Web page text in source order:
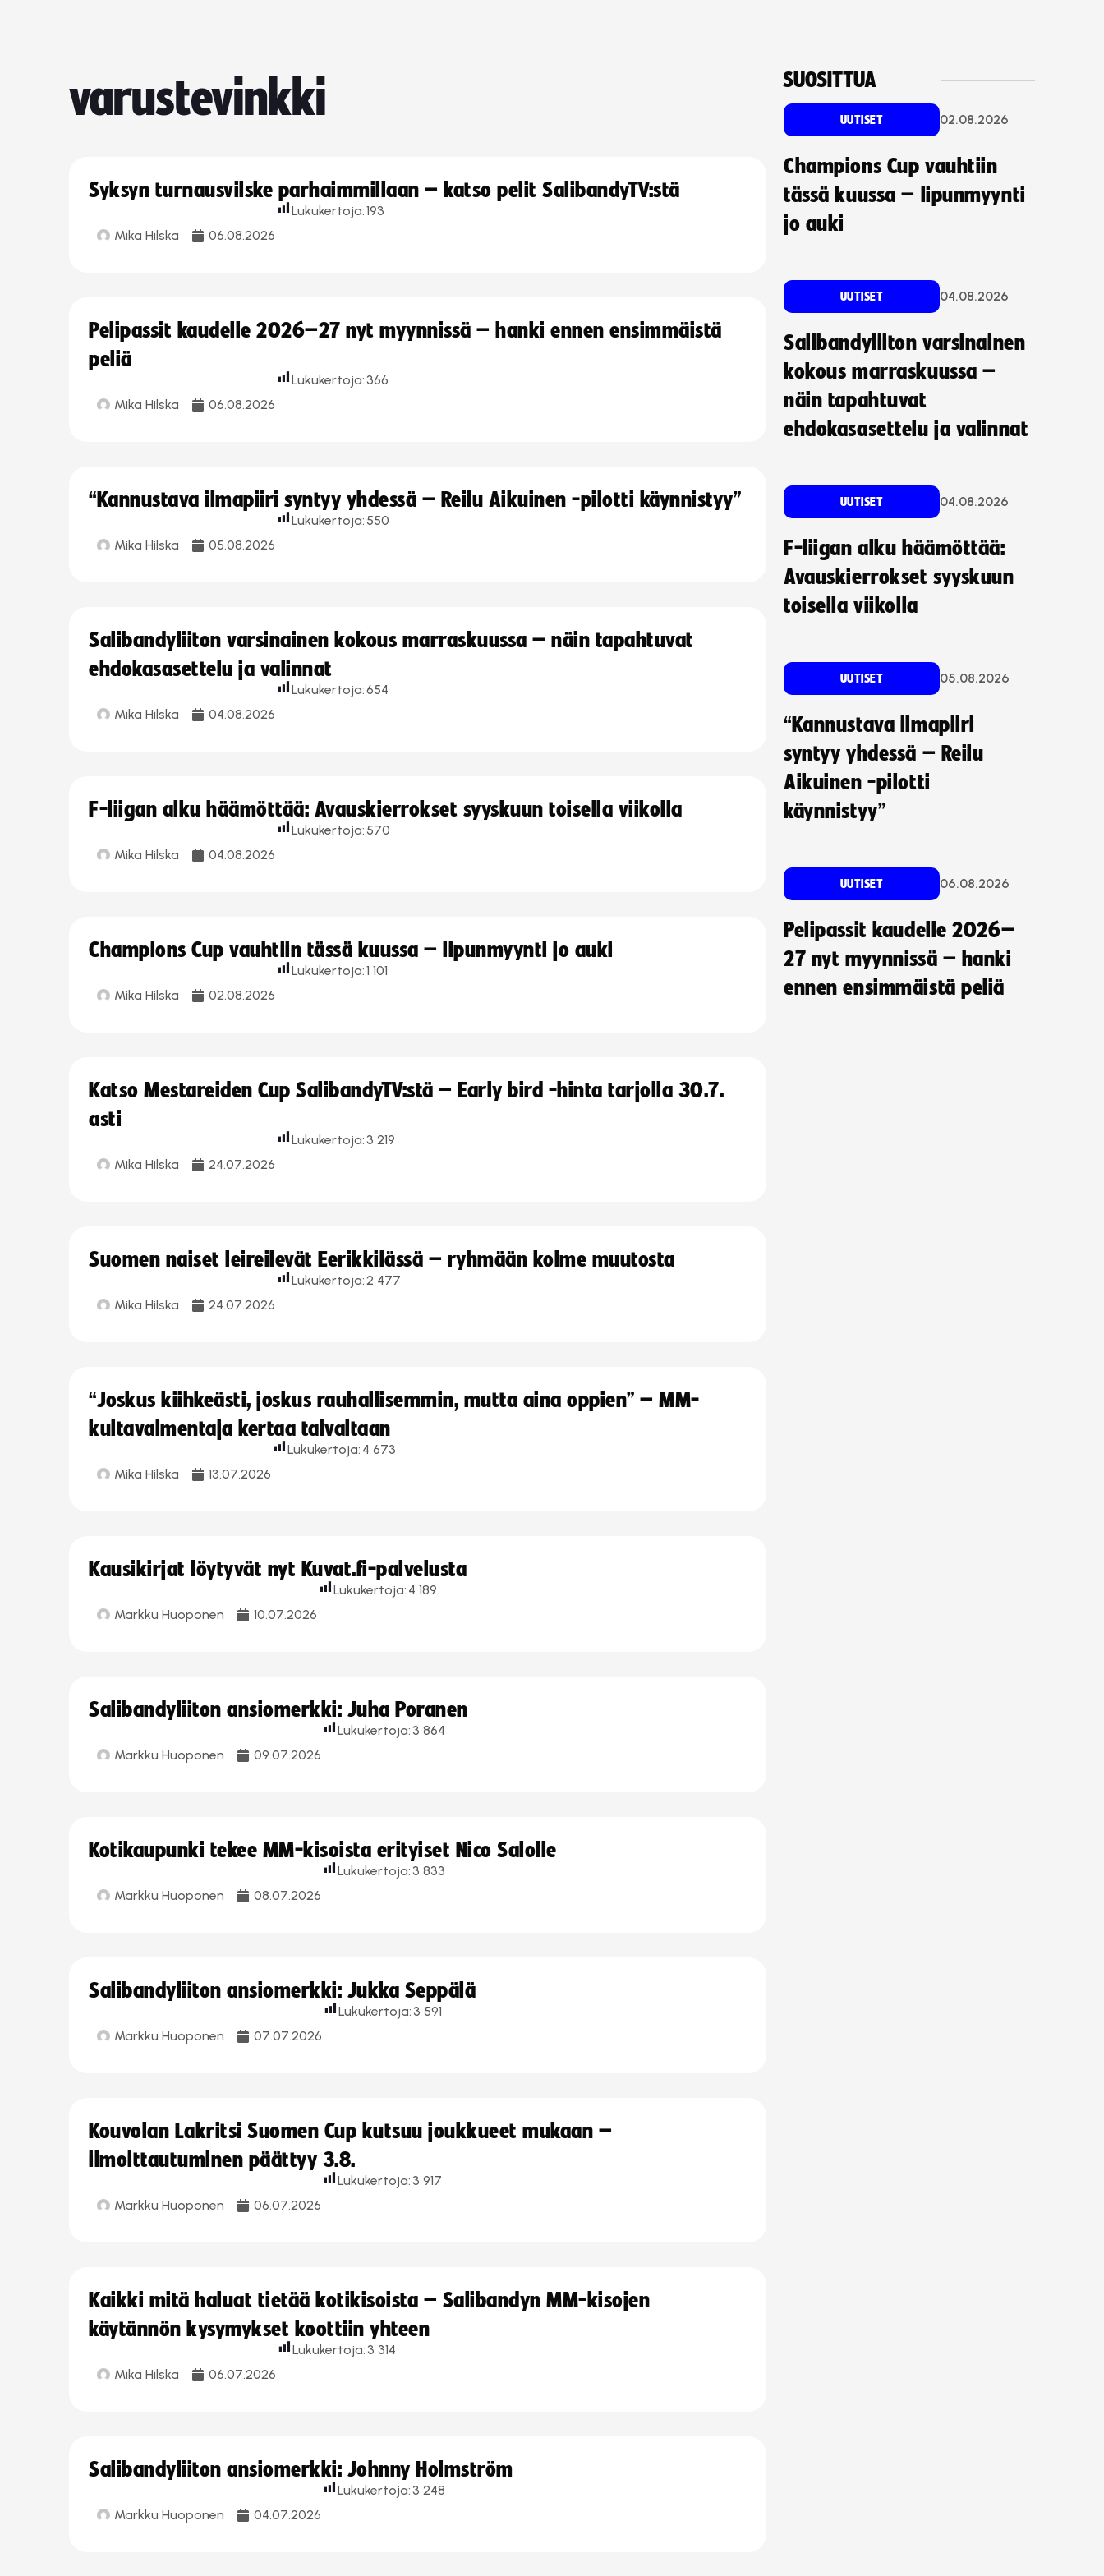
varustevinkki
Syksyn turnausvilske parhaimmillaan – katso pelit SalibandyTV:stä
Mika Hilska 06.08.2026
Lukukertoja:193
Pelipassit kaudelle 2026–27 nyt myynnissä – hanki ennen ensimmäistä
peliä
Mika Hilska 06.08.2026
Lukukertoja: 366
“Kannustava ilmapiiri syntyy yhdessä – Reilu Aikuinen -pilotti käynnistyy”
Mika Hilska 05.08.2026
Lukukertoja: 550
Salibandyliiton varsinainen kokous marraskuussa – näin tapahtuvat
ehdokasasettelu ja valinnat
Mika Hilska 04.08.2026
Lukukertoja:654
F-liigan alku häämöttää: Avauskierrokset syyskuun toisella viikolla
Mika Hilska 04.08.2026
Lukukertoja: 570
Champions Cup vauhtiin tässä kuussa – lipunmyynti jo auki
Mika Hilska 02.08.2026
Lukukertoja:1 101
Katso Mestareiden Cup SalibandyTV:stä – Early bird -hinta tarjolla 30.7.
asti
Mika Hilska 24.07.2026
Lukukertoja: 3 219
Suomen naiset leireilevät Eerikkilässä – ryhmään kolme muutosta
Mika Hilska 24.07.2026
Lukukertoja:2 477
“Joskus kiihkeästi, joskus rauhallisemmin, mutta aina oppien” – MM-
kultavalmentaja kertaa taivaltaan
Mika Hilska 13.07.2026
Lukukertoja: 4 673
Kausikirjat löytyvät nyt Kuvat.fi-palvelusta
Markku Huoponen 10.07.2026
Lukukertoja: 4 189
Salibandyliiton ansiomerkki: Juha Poranen
Markku Huoponen 09.07.2026
Lukukertoja: 3 864
Kotikaupunki tekee MM-kisoista erityiset Nico Salolle
Markku Huoponen 08.07.2026
Lukukertoja: 3 833
Salibandyliiton ansiomerkki: Jukka Seppälä
Markku Huoponen 07.07.2026
Lukukertoja: 3 591
Kouvolan Lakritsi Suomen Cup kutsuu joukkueet mukaan –
ilmoittautuminen päättyy 3.8.
Markku Huoponen 06.07.2026
Lukukertoja: 3 917
Kaikki mitä haluat tietää kotikisoista – Salibandyn MM-kisojen
käytännön kysymykset koottiin yhteen
Mika Hilska 06.07.2026
Lukukertoja: 3 314
Salibandyliiton ansiomerkki: Johnny Holmström
Markku Huoponen 04.07.2026
Lukukertoja: 3 248
SUOSITTUA
UUTISET 02.08.2026
Champions Cup vauhtiin
tässä kuussa – lipunmyynti
jo auki
UUTISET 04.08.2026
Salibandyliiton varsinainen
kokous marraskuussa –
näin tapahtuvat
ehdokasasettelu ja valinnat
UUTISET 04.08.2026
F-liigan alku häämöttää:
Avauskierrokset syyskuun
toisella viikolla
UUTISET 05.08.2026
“Kannustava ilmapiiri
syntyy yhdessä – Reilu
Aikuinen -pilotti
käynnistyy”
UUTISET 06.08.2026
Pelipassit kaudelle 2026–
27 nyt myynnissä – hanki
ennen ensimmäistä peliä